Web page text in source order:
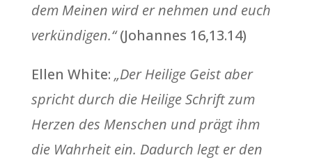
dem Meinen wird er nehmen und euch
verkündigen.“(Johannes 16,13.14)
Ellen White: „Der Heilige Geist aber
spricht durch die Heilige Schrift zum
Herzen des Menschen und prägt ihm
die Wahrheit ein. Dadurch legt er den